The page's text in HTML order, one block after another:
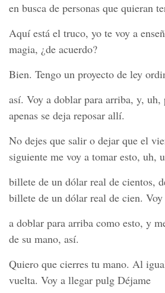
en busca de personas que quieran
Aquí está el truco, yo te voy a
magia, ¿de acuerdo?
Bien. Tengo un proyecto de ley
así. Voy a doblar para arriba, y, uh,
apenas se deja reposar allí.
No dejes que salir o dejar que el
siguiente me voy a tomar esto, uh,
billete de un dólar real de cientos,
billete de un dólar real de cien. Voy
a doblar para arriba como esto, y
de su mano, así.
Quiero que cierres tu mano. Al
vuelta. Voy a llegar pulg Déjame